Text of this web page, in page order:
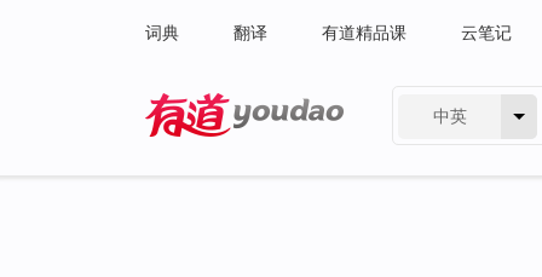
词典 翻译 有道精品课 云笔记
中英